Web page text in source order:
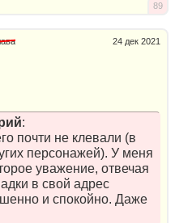
89
24 дек 2021
:
почти не клевали (в
персонажей). У меня
уважение, отвечая
в свой адрес
и спокойно. Даже